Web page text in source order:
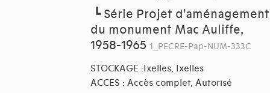
┗ Série Projet d'aménagement
du monument Mac Auliffe,
1958-1965 1_PECRE-Pap-NUM-333C
STOCKAGE :Ixelles, Ixelles
ACCES : Accès complet, Autorisé